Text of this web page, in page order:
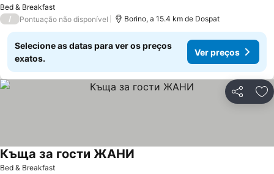
Bed & Breakfast
/ Pontuação não disponível Borino, a 15.4 km de Dospat
Selecione as datas para ver os preços
exatos.
Ver preços
Partilhar
Bed & Breakfast
Къща за гости ЖАНИ